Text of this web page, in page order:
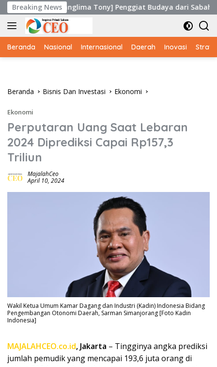
Langsung
ke
konten
Breaking News
[Panglima Tony] Penggiat Budaya dari Sabah, Malaysia
Beranda Nasional Internasional Daerah Inovasi
Beranda Bisnis Dan Investasi Ekonomi
Ekonomi
Perputaran Uang Saat Lebaran
2024 Diprediksi Capai Rp157,3
Triliun
MajalahCeo
April 10, 2024
Wakil Ketua Umum Kamar Dagang dan Industri (Kadin) Indonesia Bidang
Pengembangan Otonomi Daerah, Sarman Simanjorang [Foto Kadin
Indonesia]
MAJALAHCEO.co.id, Jakarta – Tingginya angka prediksi
jumlah pemudik yang mencapai 193,6 juta orang di